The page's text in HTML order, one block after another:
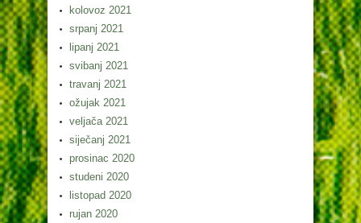
kolovoz 2021
srpanj 2021
lipanj 2021
svibanj 2021
travanj 2021
ožujak 2021
veljača 2021
siječanj 2021
prosinac 2020
studeni 2020
listopad 2020
rujan 2020